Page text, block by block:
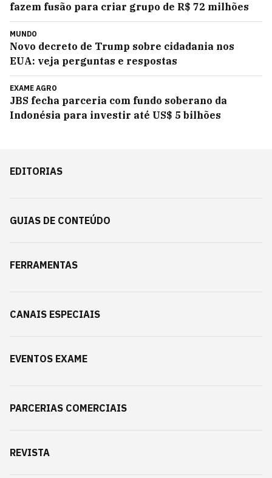
fazem fusão para criar grupo de R$ 72 milhões
MUNDO
Novo decreto de Trump sobre cidadania nos
EUA: veja perguntas e respostas
EXAME AGRO
JBS fecha parceria com fundo soberano da
Indonésia para investir até US$ 5 bilhões
EDITORIAS
GUIAS DE CONTEÚDO
FERRAMENTAS
CANAIS ESPECIAIS
EVENTOS EXAME
PARCERIAS COMERCIAIS
REVISTA